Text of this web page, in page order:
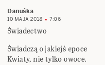
Danuśka
10 MAJA 2018 7:06
Świadectwo
Świadczą o jakiejś epoce
Kwiaty, nie tylko owoce.